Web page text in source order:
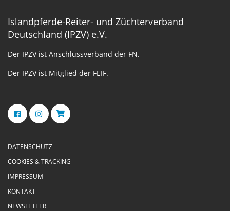
Islandpferde-Reiter- und Züchterverband
Deutschland (IPZV) e.V.
Der IPZV ist Anschlussverband der FN.
Der IPZV ist Mitglied der FEIF.
DATENSCHUTZ
COOKIES & TRACKING
IMPRESSUM
KONTAKT
NEWSLETTER